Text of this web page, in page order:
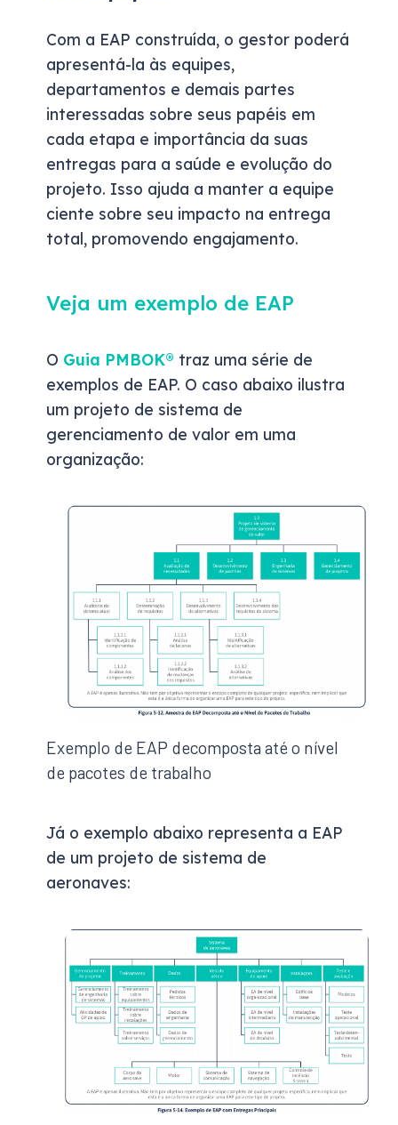
Com a EAP construída, o gestor poderá
apresentá-la às equipes,
departamentos e demais partes
interessadas sobre seus papéis em
cada etapa e importância da suas
entregas para a saúde e evolução do
projeto. Isso ajuda a manter a equipe
ciente sobre seu impacto na entrega
total, promovendo engajamento.
Veja um exemplo de EAP
O Guia PMBOK® traz uma série de
exemplos de EAP. O caso abaixo ilustra
um projeto de sistema de
gerenciamento de valor em uma
organização:
Exemplo de EAP decomposta até o nível
de pacotes de trabalho
Já o exemplo abaixo representa a EAP
de um projeto de sistema de
aeronaves: